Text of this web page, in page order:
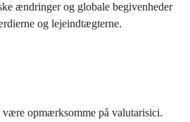
ændringer og globale begivenheder
og lejeindtægterne.
være opmærksomme på valutarisici.